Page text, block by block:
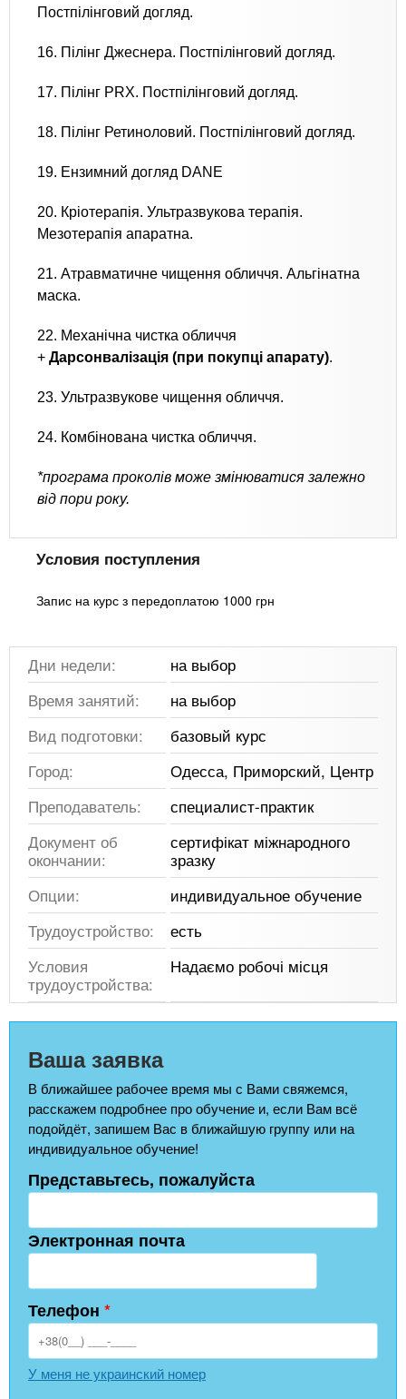
Постпілінговий догляд.
16. Пілінг Джеснера. Постпілінговий догляд.
17. Пілінг PRX. Постпілінговий догляд.
18. Пілінг Ретиноловий. Постпілінговий догляд.
19. Ензимний догляд DANE
20. Кріотерапія. Ультразвукова терапія.
Мезотерапія апаратна.
21. Атравматичне чищення обличчя. Альгінатна
маска.
22. Механічна чистка обличчя
+ Дарсонвалізація (при покупці апарату).
23. Ультразвукове чищення обличчя.
24. Комбінована чистка обличчя.
*програма проколів може змінюватися залежно
від пори року.
Условия поступления
Запис на курс з передоплатою 1000 грн
Дни недели:
на выбор
Время занятий:
на выбор
Вид подготовки:
базовый курс
Город:
Одесса, Приморский, Центр
Преподаватель:
специалист-практик
Документ об
окончании:
сертифікат міжнародного
зразку
Опции:
индивидуальное обучение
Трудоустройство:
есть
Условия
трудоустройства:
Надаємо робочі місця
Ваша заявка
В ближайшее рабочее время мы с Вами свяжемся,
расскажем подробнее про обучение и, если Вам всё
подойдёт, запишем Вас в ближайшую группу или на
индивидуальное обучение!
Представьтесь, пожалуйста
Электронная почта
Телефон *
У меня не украинский номер